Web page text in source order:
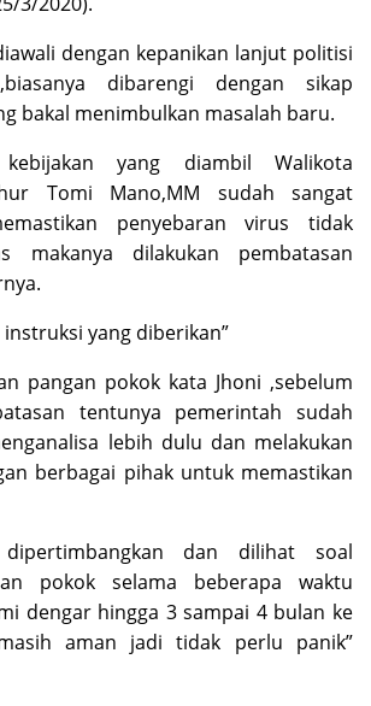
dengan kepanikan lanjut politisi
dibarengi dengan sikap
bakal menimbulkan masalah baru.
yang diambil Walikota
Tomi Mano,MM sudah sangat
penyebaran virus tidak
makanya dilakukan pembatasan
instruksi yang diberikan”
pangan pokok kata Jhoni ,sebelum
tentunya pemerintah sudah
lebih dulu dan melakukan
berbagai pihak untuk memastikan
dan dilihat soal
pokok selama beberapa waktu
dengar hingga 3 sampai 4 bulan ke
aman jadi tidak perlu panik”